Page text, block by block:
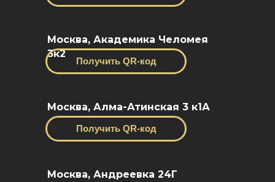
Москва, Академика Челомея
3к2
Получить QR-код
Москва, Алма-Атинская 3 к1А
Получить QR-код
Москва, Андреевка 24Г